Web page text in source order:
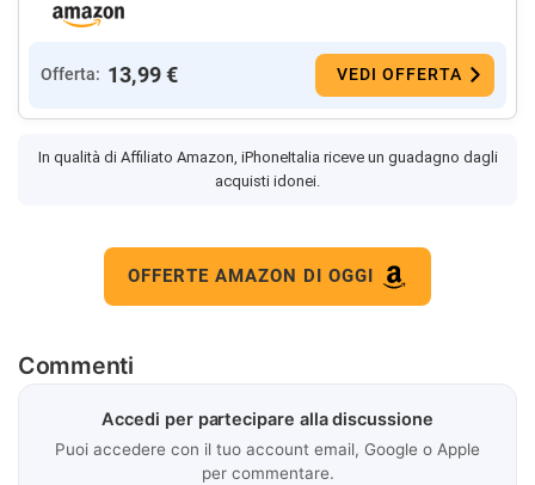
Offerta: 13,99 € VEDI OFFERTA
In qualità di Affiliato Amazon, iPhoneItalia riceve un guadagno dagli
acquisti idonei.
OFFERTE AMAZON DI OGGI
Commenti
Accedi per partecipare alla discussione
Puoi accedere con il tuo account email, Google o Apple
per commentare.